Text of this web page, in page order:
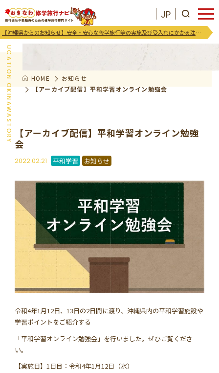
JP
【沖縄県からのお知らせ】安全・安心な修学旅行等の実施及び受入れにかかる注意喚起及び御協力のお願い
JP お気に入りリスト
支援･イベント
学習資料
参加者の声
安全･安心
よくあるご質問 お問い合わせ
このサイトについて
EDUCATION OKINAWASTORY
お知らせ
HOME
お知らせ
【アーカイブ配信】平和学習オンライン勉強会
【アーカイブ配信】平和学習オンライン勉強
会
2022.02.21 平和学習 お知らせ
令和4年1月12日、13日の2日間に渡り、沖縄県内の平和学習施設や
学習ポイントをご紹介する
「平和学習オンライン勉強会」を行いました。ぜひご覧くださ
い。
【実施日】1日目：令和4年1月12日（水）